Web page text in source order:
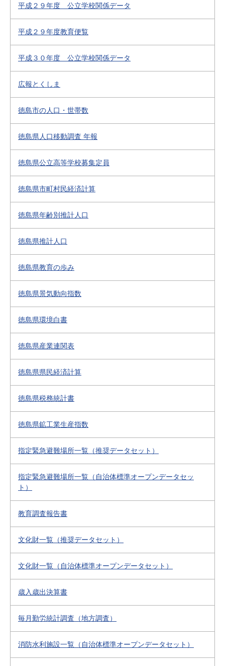
平成２９年度 公立学校関係データ
平成２９年度教育便覧
平成３０年度 公立学校関係データ
広報とくしま
徳島市の人口・世帯数
徳島県人口移動調査 年報
徳島県公立高等学校募集定員
徳島県市町村民経済計算
徳島県年齢別推計人口
徳島県推計人口
徳島県教育の歩み
徳島県景気動向指数
徳島県環境白書
徳島県産業連関表
徳島県県民経済計算
徳島県税務統計書
徳島県鉱工業生産指数
指定緊急避難場所一覧（推奨データセット）
指定緊急避難場所一覧（自治体標準オープンデータセッ
ト）
教育調査報告書
文化財一覧（推奨データセット）
文化財一覧（自治体標準オープンデータセット）
歳入歳出決算書
毎月勤労統計調査（地方調査）
消防水利施設一覧（自治体標準オープンデータセット）